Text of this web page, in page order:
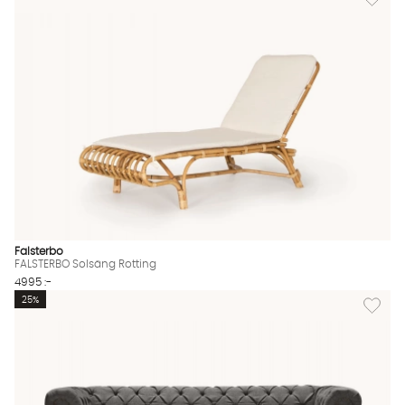
Falsterbo
FALSTERBO Solsäng Rotting
4995 :-
Lägg
25%